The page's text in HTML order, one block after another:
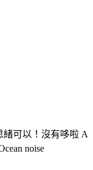
可以！沒有哆啦 A
noise